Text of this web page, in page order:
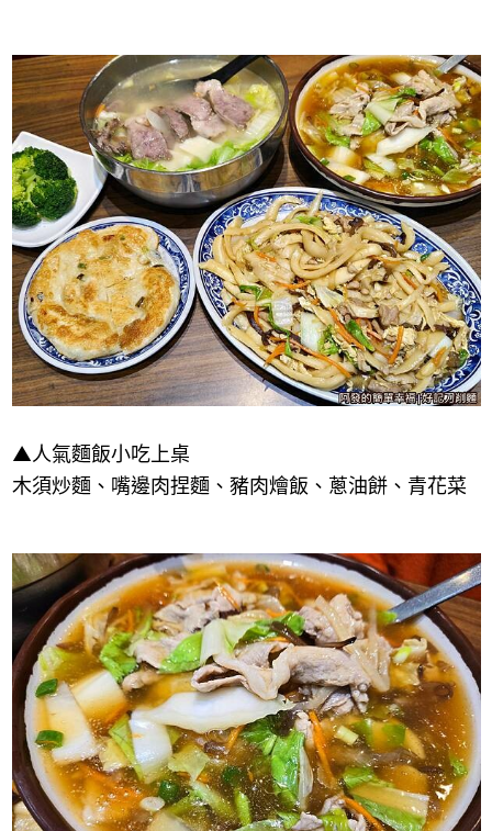
▲人氣麵飯小吃上桌
木須炒麵、嘴邊肉捏麵、豬肉燴飯、蔥油餅、青花菜